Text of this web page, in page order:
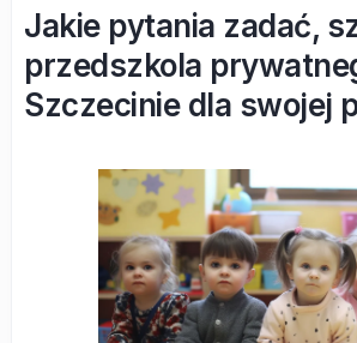
Jakie pytania zadać,
przedszkola
Szczecinie dla swojej